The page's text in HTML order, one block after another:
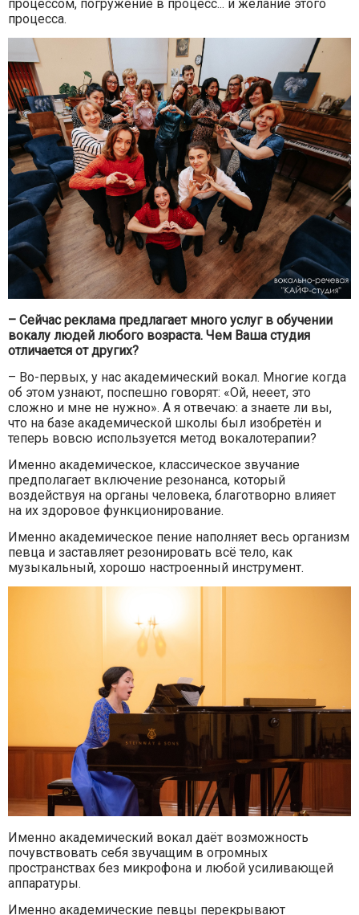
процессом, погружение в процесс... и желание этого
процесса.
– Сейчас реклама предлагает много услуг в обучении
вокалу людей любого возраста. Чем Ваша студия
отличается от других?
– Во-первых, у нас академический вокал. Многие когда
об этом узнают, поспешно говорят: «Ой, нееет, это
сложно и мне не нужно». А я отвечаю: а знаете ли вы,
что на базе академической школы был изобретён и
теперь вовсю используется метод вокалотерапии?
Именно академическое, классическое звучание
предполагает включение резонанса, который
воздействуя на органы человека, благотворно влияет
на их здоровое функционирование.
Именно академическое пение наполняет весь организм
певца и заставляет резонировать всё тело, как
музыкальный, хорошо настроенный инструмент.
Именно академический вокал даёт возможность
почувствовать себя звучащим в огромных
пространствах без микрофона и любой усиливающей
аппаратуры.
Именно академические певцы перекрывают